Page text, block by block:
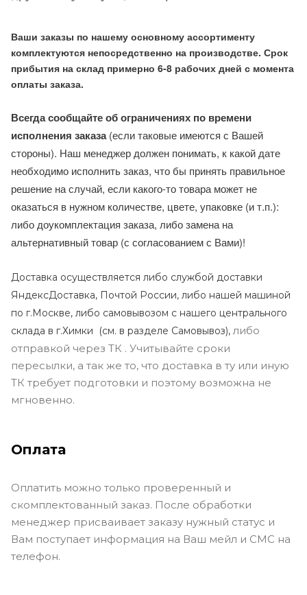
Ваши заказы по нашему основному ассортименту
комплектуются непосредственно на производстве. Срок
прибытия на склад примерно 6-8 рабочих дней с момента
оплаты заказа.
Всегда сообщайте об ограничениях по времени
исполнения заказа(если таковые имеются с Вашей
стороны). Наш менеджер должен понимать, к какой дате
необходимо исполнить заказ, что бы принять правильное
решение на случай, если какого-то товара может не
оказаться в нужном количестве, цвете, упаковке (и т.п.):
либо доукомплектация заказа, либо замена на
альтернативный товар (с согласованием с Вами)!
Доставка осуществляется либо службой доставки
ЯндексДоставка, Почтой России, либо нашей машиной
по г.Москве, либо самовывозом с нашего центрального
склада в г.Химки (см. в разделе Самовывоз), либо
отправкой через ТК . Учитывайте сроки
пересылки, а так же то, что доставка в ту или иную
ТК требует подготовки и поэтому возможна не
мгновенно.
Оплата
Оплатить можно только проверенный и
скомплектованный заказ. После обработки
менеджер присваивает заказу нужный статус и
Вам поступает информация на Ваш мейл и СМС на
телефон.